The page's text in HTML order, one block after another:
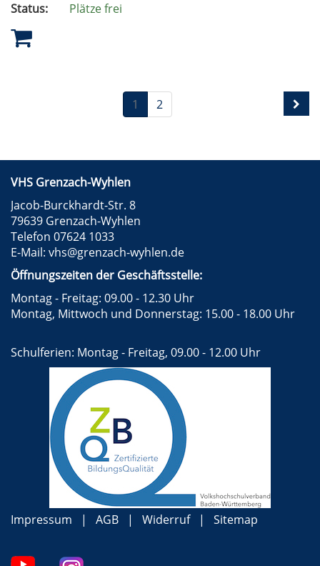
Status:
Plätze frei
1 2
VHS Grenzach-Wyhlen
Jacob-Burckhardt-Str. 8
79639 Grenzach-Wyhlen
Telefon 07624 1033
E-Mail: vhs@grenzach-wyhlen.de
Öffnungszeiten der Geschäftsstelle:
Montag - Freitag: 09.00 - 12.30 Uhr
Montag, Mittwoch und Donnerstag: 15.00 - 18.00 Uhr
Schulferien: Montag - Freitag, 09.00 - 12.00 Uhr
Impressum AGB Widerruf Sitemap